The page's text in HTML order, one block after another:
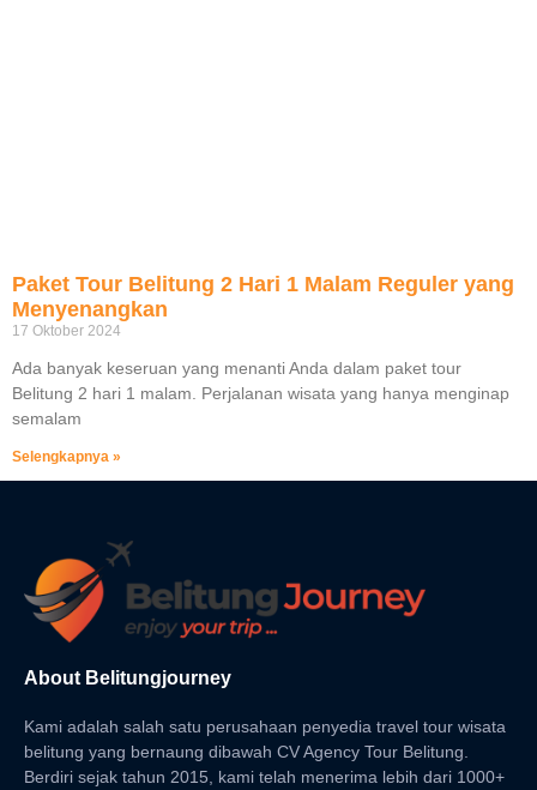
Paket Tour Belitung 2 Hari 1 Malam Reguler yang
Menyenangkan
17 Oktober 2024
Ada banyak keseruan yang menanti Anda dalam paket tour
Belitung 2 hari 1 malam. Perjalanan wisata yang hanya menginap
semalam
Selengkapnya »
About Belitungjourney
Kami adalah salah satu perusahaan penyedia travel tour wisata
belitung yang bernaung dibawah CV Agency Tour Belitung.
Berdiri sejak tahun 2015, kami telah menerima lebih dari 1000+